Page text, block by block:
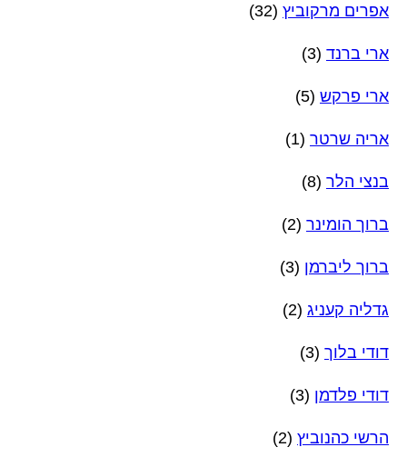
אפרים מרקוביץ (32)
ארי ברנד (3)
ארי פרקש (5)
אריה שרטר (1)
בנצי הלר (8)
ברוך הומינר (2)
ברוך ליברמן (3)
גדליה קעניג (2)
דודי בלוך (3)
דודי פלדמן (3)
הרשי כהנוביץ (2)